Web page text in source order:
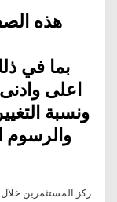
هذه
اعلى
ونسبة
والرسوم